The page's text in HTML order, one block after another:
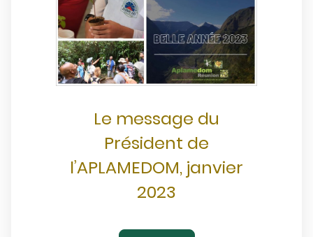
Le message du
Président de
l’APLAMEDOM, janvier
2023